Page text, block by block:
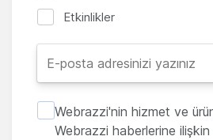
Etkinlikler
Webrazzi'nin hizmet ve
Webrazzi haberlerine